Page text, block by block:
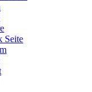
Seite